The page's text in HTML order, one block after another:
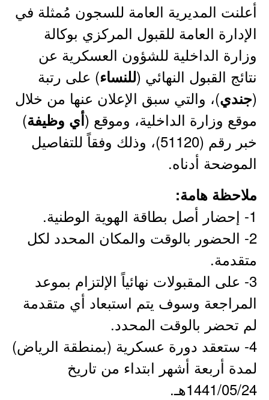
أعلنت المديرية العامة للسجون مُمثلة في
الإدارة العامة للقبول المركزي بوكالة
وزارة الداخلية للشؤون العسكرية عن
نتائج القبول النهائي (للنساء) على رتبة
(جندي)، والتي سبق الإعلان عنها من خلال
موقع وزارة الداخلية، وموقع (أي وظيفة)
خبر رقم (51120)، وذلك وفقاً للتفاصيل
الموضحة أدناه.
ملاحظة هامة:
1- إحضار أصل بطاقة الهوية الوطنية.
2- الحضور بالوقت والمكان المحدد لكل
متقدمة.
3- على المقبولات نهائياً الإلتزام بموعد
المراجعة وسوف يتم استبعاد أي متقدمة
لم تحضر بالوقت المحدد.
4- ستعقد دورة عسكرية (بمنطقة الرياض)
لمدة أربعة أشهر ابتداء من تاريخ
1441/05/24هـ.